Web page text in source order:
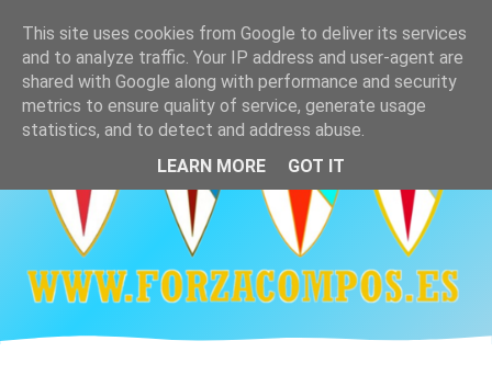
contenido
principal
This site uses cookies from Google to deliver its services
and to analyze traffic. Your IP address and user-agent are
shared with Google along with performance and security
metrics to ensure quality of service, generate usage
statistics, and to detect and address abuse.
LEARN MORE
GOT IT